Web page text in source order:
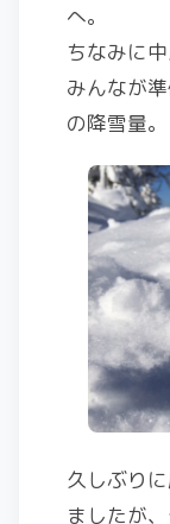
へ。
ちなみに
みんなが
の降雪量。
久しぶり
ましたが